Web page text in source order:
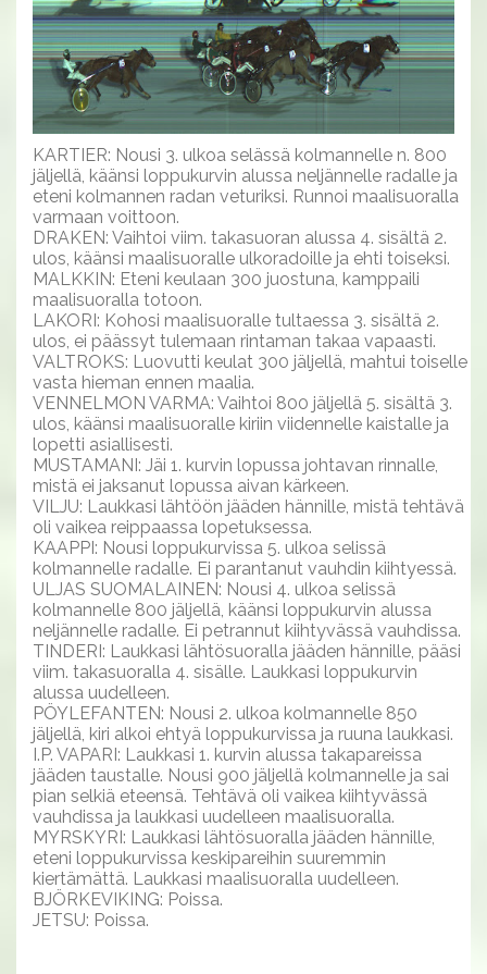
KARTIER: Nousi 3. ulkoa selässä kolmannelle n. 800
jäljellä, käänsi loppukurvin alussa neljännelle radalle ja
eteni kolmannen radan veturiksi. Runnoi maalisuoralla
varmaan voittoon.
DRAKEN: Vaihtoi viim. takasuoran alussa 4. sisältä 2.
ulos, käänsi maalisuoralle ulkoradoille ja ehti toiseksi.
MALKKIN: Eteni keulaan 300 juostuna, kamppaili
maalisuoralla totoon.
LAKORI: Kohosi maalisuoralle tultaessa 3. sisältä 2.
ulos, ei päässyt tulemaan rintaman takaa vapaasti.
VALTROKS: Luovutti keulat 300 jäljellä, mahtui toiselle
vasta hieman ennen maalia.
VENNELMON VARMA: Vaihtoi 800 jäljellä 5. sisältä 3.
ulos, käänsi maalisuoralle kiriin viidennelle kaistalle ja
lopetti asiallisesti.
MUSTAMANI: Jäi 1. kurvin lopussa johtavan rinnalle,
mistä ei jaksanut lopussa aivan kärkeen.
VILJU: Laukkasi lähtöön jääden hännille, mistä tehtävä
oli vaikea reippaassa lopetuksessa.
KAAPPI: Nousi loppukurvissa 5. ulkoa selissä
kolmannelle radalle. Ei parantanut vauhdin kiihtyessä.
ULJAS SUOMALAINEN: Nousi 4. ulkoa selissä
kolmannelle 800 jäljellä, käänsi loppukurvin alussa
neljännelle radalle. Ei petrannut kiihtyvässä vauhdissa.
TINDERI: Laukkasi lähtösuoralla jääden hännille, pääsi
viim. takasuoralla 4. sisälle. Laukkasi loppukurvin
alussa uudelleen.
PÖYLEFANTEN: Nousi 2. ulkoa kolmannelle 850
jäljellä, kiri alkoi ehtyä loppukurvissa ja ruuna laukkasi.
I.P. VAPARI: Laukkasi 1. kurvin alussa takapareissa
jääden taustalle. Nousi 900 jäljellä kolmannelle ja sai
pian selkiä eteensä. Tehtävä oli vaikea kiihtyvässä
vauhdissa ja laukkasi uudelleen maalisuoralla.
MYRSKYRI: Laukkasi lähtösuoralla jääden hännille,
eteni loppukurvissa keskipareihin suuremmin
kiertämättä. Laukkasi maalisuoralla uudelleen.
BJÖRKEVIKING: Poissa.
JETSU: Poissa.